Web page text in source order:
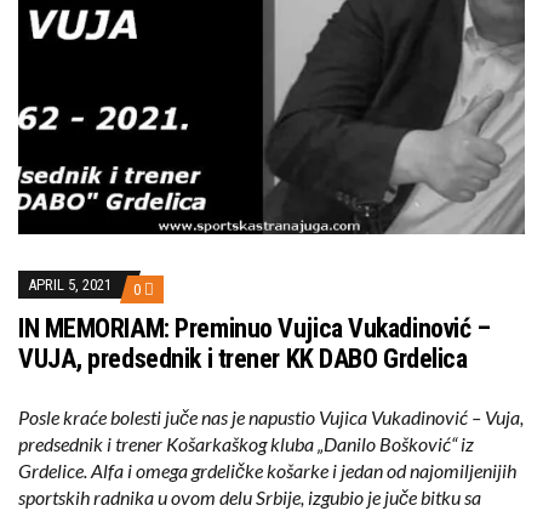
APRIL 5, 2021 0
IN MEMORIAM: Preminuo Vujica Vukadinović –
VUJA, predsednik i trener KK DABO Grdelica
Posle kraće bolesti juče nas je napustio Vujica Vukadinović – Vuja,
predsednik i trener Košarkaškog kluba „Danilo Bošković“ iz
Grdelice. Alfa i omega grdeličke košarke i jedan od najomiljenijih
sportskih radnika u ovom delu Srbije, izgubio je juče bitku sa